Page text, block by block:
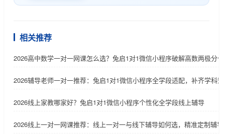
相关推荐
2026高中数学一对一网课怎么选？兔启1对1微信小程序破解高数两极分
2026辅导老师一对一推荐：兔启1对1微信小程序全学段适配，补齐学科
2026线上家教哪家好？兔启1对1微信小程序个性化全学段线上辅导
2026线上一对一网课推荐：线上一对一与线下辅导如何选，精准定制辅